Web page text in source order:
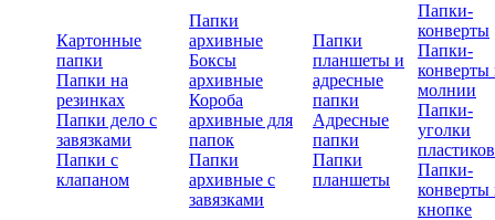
Картонные
папки
Папки на
резинках
Папки дело с
завязками
Папки с
клапаном
Папки
архивные
Боксы
архивные
Короба
архивные для
папок
Папки
архивные с
завязками
Папки
планшеты и
адресные
папки
Адресные
папки
Папки
планшеты
Папки-
конверты
Папки-
конверты
молнии
Папки-
уголки
Папки-
конверты
кнопке